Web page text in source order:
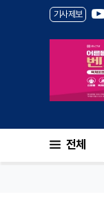
기사제보
전체